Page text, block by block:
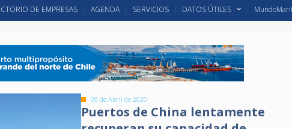
DE EMPRESAS AGENDA SERVICIOS DATOS ÚTILES
09 de Abril de 2020
Puertos de China lentamente